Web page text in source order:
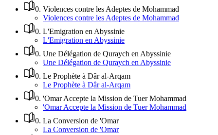
0. Violences contre les Adeptes de Mohammad
Violences contre les Adeptes de Mohammad
0. L'Emigration en Abyssinie
L'Emigration en Abyssinie
0. Une Délégation de Quraych en Abyssinie
Une Délégation de Quraych en Abyssinie
0. Le Prophète à Dâr al-Arqam
Le Prophète à Dâr al-Arqam
0. 'Omar Accepte la Mission de Tuer Mohammad
'Omar Accepte la Mission de Tuer Mohammad
0. La Conversion de 'Omar
La Conversion de 'Omar